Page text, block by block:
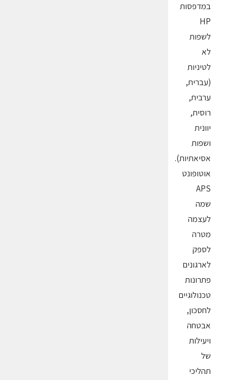
במדפסות
HP
לשפות
לא
לטיניות
(עברית,
ערבית,
רוסית,
יוונית
ושפות
אסיאתיות).
אוטופונט
APS
שמה
לעצמה
מטרה
לספק
לארגונים
פתרונות
טכנולוגיים
לחסכון,
אבטחה
ויעילות
של
תהליכי